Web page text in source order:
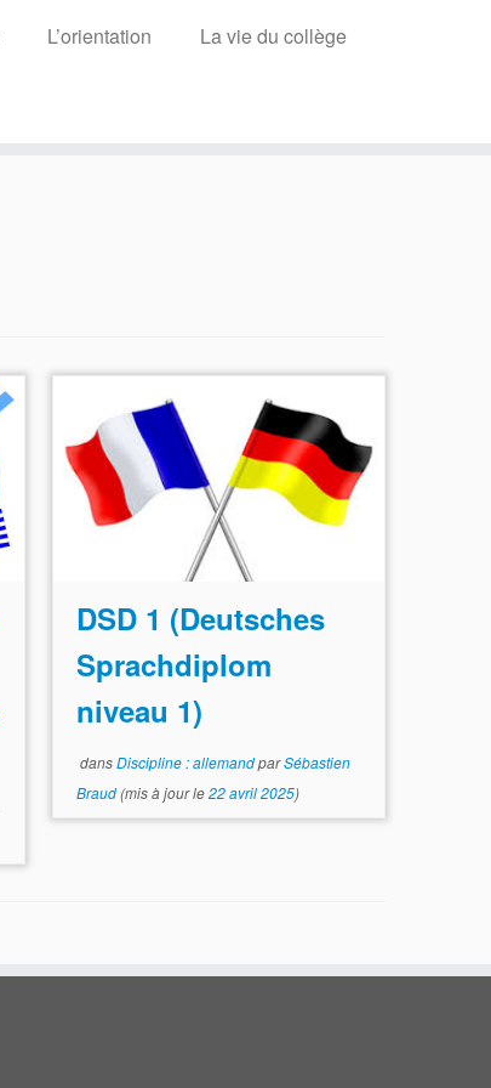
L’orientation
La vie du collège
DSD 1 (Deutsches
Sprachdiplom
niveau 1)
dansDiscipline : allemandparSébastien
Braud(mis à jour le22 avril 2025)